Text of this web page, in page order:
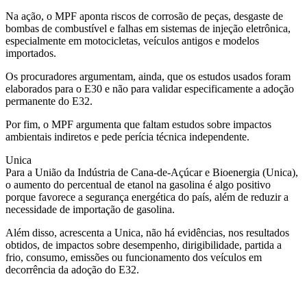
Na ação, o MPF aponta riscos de corrosão de peças, desgaste de
bombas de combustível e falhas em sistemas de injeção eletrônica,
especialmente em motocicletas, veículos antigos e modelos
importados.
Os procuradores argumentam, ainda, que os estudos usados foram
elaborados para o E30 e não para validar especificamente a adoção
permanente do E32.
Por fim, o MPF argumenta que faltam estudos sobre impactos
ambientais indiretos e pede perícia técnica independente.
Unica
Para a União da Indústria de Cana-de-Açúcar e Bioenergia (Unica),
o aumento do percentual de etanol na gasolina é algo positivo
porque favorece a segurança energética do país, além de reduzir a
necessidade de importação de gasolina.
Além disso, acrescenta a Unica, não há evidências, nos resultados
obtidos, de impactos sobre desempenho, dirigibilidade, partida a
frio, consumo, emissões ou funcionamento dos veículos em
decorrência da adoção do E32.